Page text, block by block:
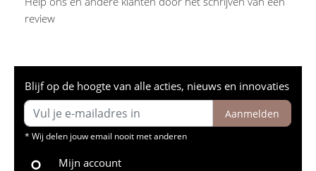
review
Blijf op de hoogte van alle acties, nieuws en innovaties
Aanmelden
* Wij delen jouw email nooit met anderen
Mijn account